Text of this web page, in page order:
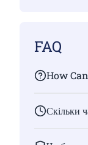
FAQ
How
Скільки